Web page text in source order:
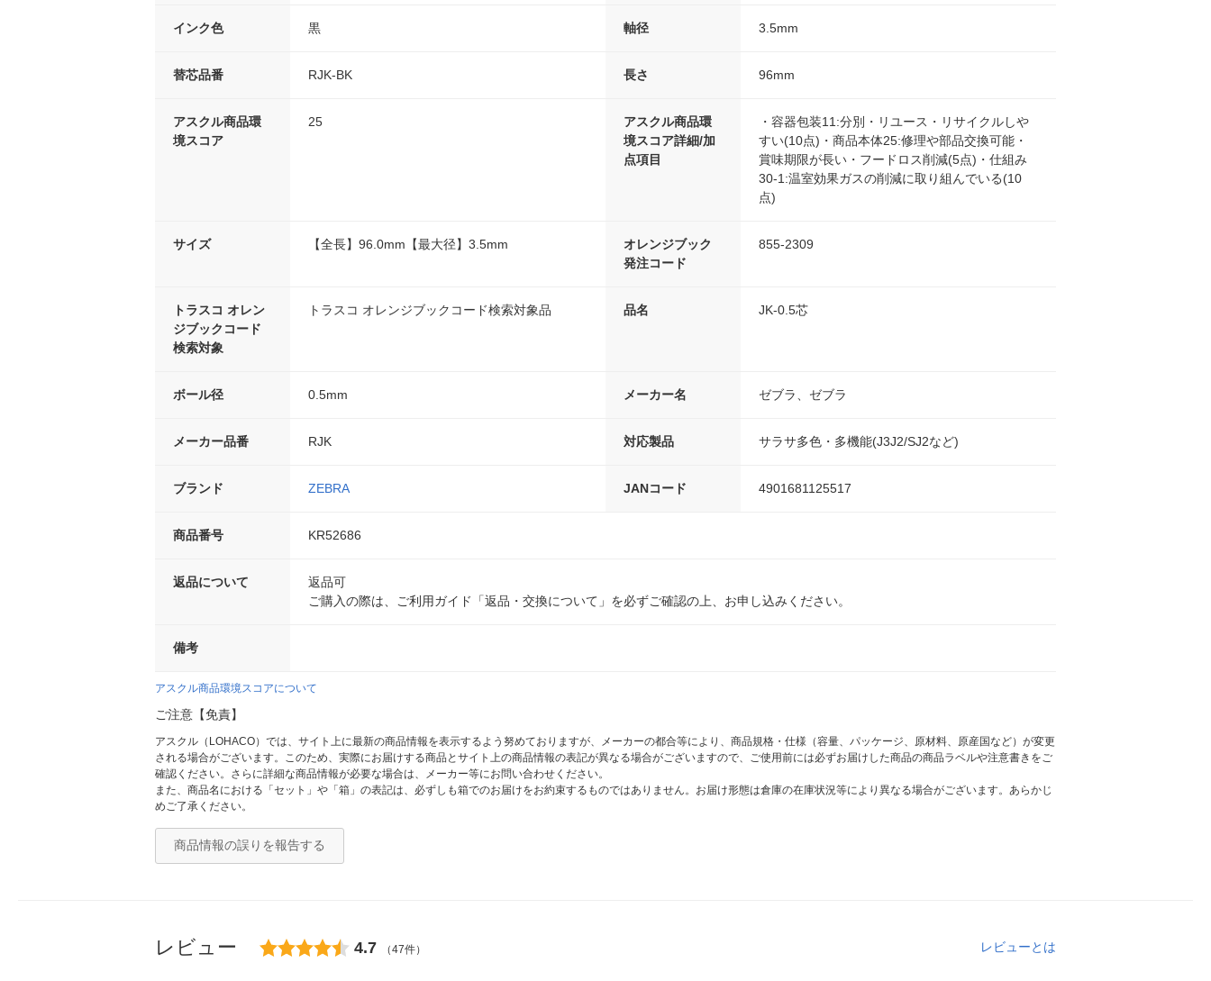
インク色 黒 軸径 3.5mm
替芯品番 RJK-BK 長さ 96mm
アスクル商品環
境スコア
25
アスクル商品環
境スコア詳細/加
点項目
・容器包装11:分別・リユース・リサイクルしや
すい(10点)・商品本体25:修理や部品交換可能・
賞味期限が長い・フードロス削減(5点)・仕組み
30-1:温室効果ガスの削減に取り組んでいる(10
点)
サイズ 【全長】96.0mm【最大径】3.5mm
オレンジブック
発注コード
855-2309
トラスコ オレン
ジブックコード
検索対象
トラスコ オレンジブックコード検索対象品 品名 JK-0.5芯
ボール径 0.5mm メーカー名 ゼブラ、ゼブラ
メーカー品番 RJK 対応製品 サラサ多色・多機能(J3J2/SJ2など)
ブランド ZEBRA JANコード 4901681125517
商品番号 KR52686
返品について
返品可
ご購入の際は、ご利用ガイド「返品・交換について」を必ずご確認の上、お申し込みください。
備考
アスクル商品環境スコアについて
ご注意【免責】
アスクル（LOHACO）では、サイト上に最新の商品情報を表示するよう努めておりますが、メーカーの都合等により、商品規格・仕様（容量、パッケージ、原材料、原産国など）が変更
される場合がございます。このため、実際にお届けする商品とサイト上の商品情報の表記が異なる場合がございますので、ご使用前には必ずお届けした商品の商品ラベルや注意書きをご
確認ください。さらに詳細な商品情報が必要な場合は、メーカー等にお問い合わせください。
また、商品名における「セット」や「箱」の表記は、必ずしも箱でのお届けをお約束するものではありません。お届け形態は倉庫の在庫状況等により異なる場合がございます。あらかじ
めご了承ください。
商品情報の誤りを報告する
レビュー 4.7 （47件） レビューとは